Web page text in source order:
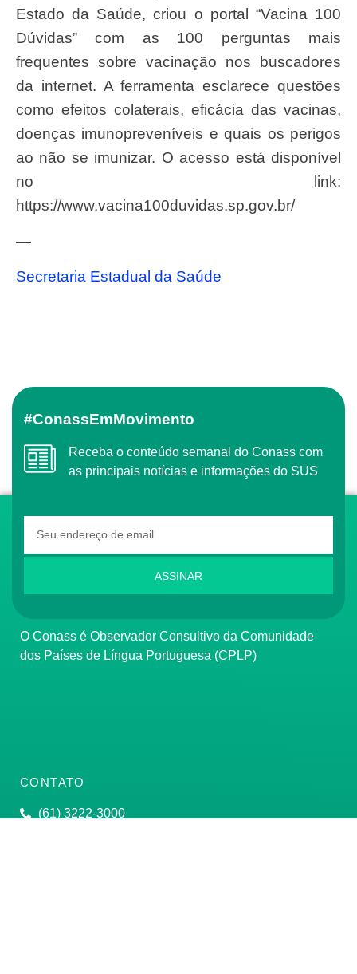
Estado da Saúde, criou o portal “Vacina 100
Dúvidas” com as 100 perguntas mais
frequentes sobre vacinação nos buscadores
da internet. A ferramenta esclarece questões
como efeitos colaterais, eficácia das vacinas,
doenças imunopreveníveis e quais os perigos
ao não se imunizar. O acesso está disponível
no link:
https://www.vacina100duvidas.sp.gov.br/
—
Secretaria Estadual da Saúde
#ConassEmMovimento
Receba o conteúdo semanal do Conass com
as principais notícias e informações do SUS
ASSINAR
O Conass é Observador Consultivo da Comunidade
dos Países de Língua Portuguesa (CPLP)
CONTATO
(61) 3222-3000